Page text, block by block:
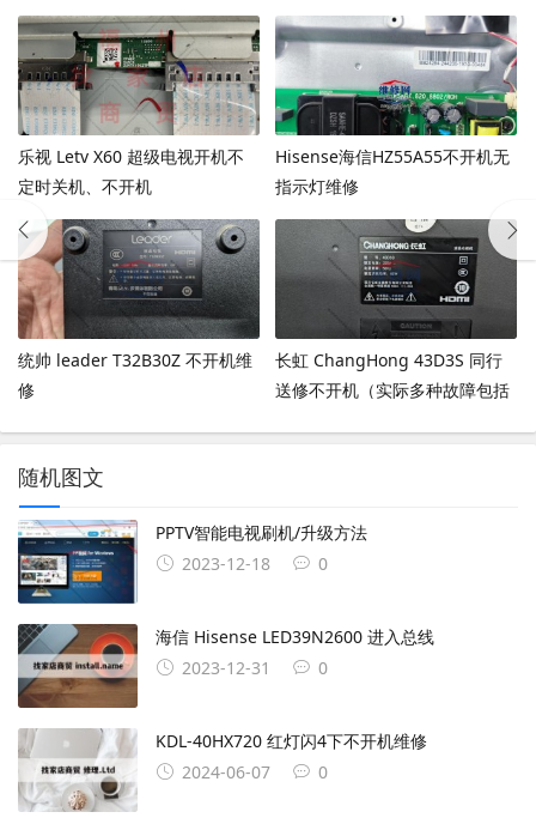
乐视 Letv X60 超级电视开机不
定时关机、不开机
Hisense海信HZ55A55不开机无
指示灯维修
统帅 leader T32B30Z 不开机维
修
长虹 ChangHong 43D3S 同行
送修不开机（实际多种故障包括
随机图文
PPTV智能电视刷机/升级方法
2023-12-18
0
海信 Hisense LED39N2600 进入总线
2023-12-31
0
KDL-40HX720 红灯闪4下不开机维修
2024-06-07
0